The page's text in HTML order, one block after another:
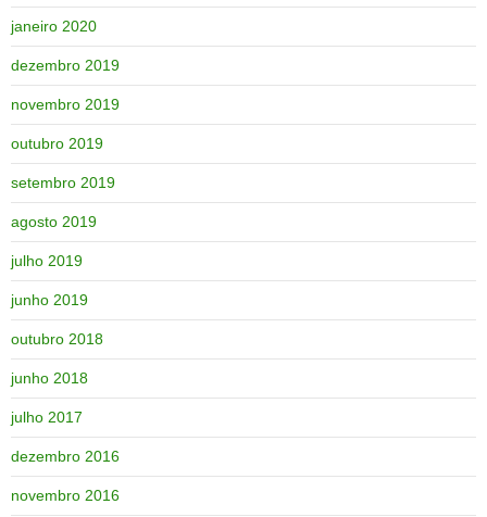
janeiro 2020
dezembro 2019
novembro 2019
outubro 2019
setembro 2019
agosto 2019
julho 2019
junho 2019
outubro 2018
junho 2018
julho 2017
dezembro 2016
novembro 2016